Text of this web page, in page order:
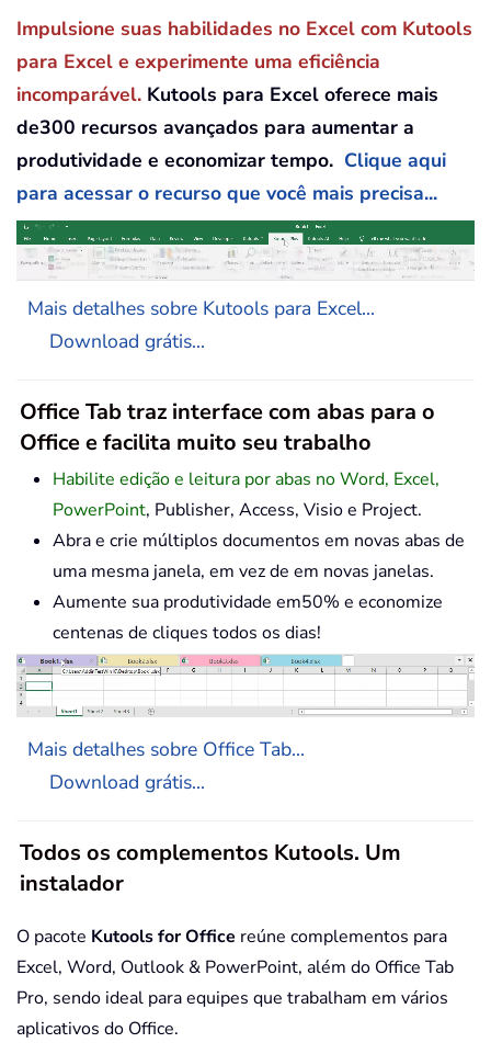
Impulsione suas habilidades no Excel com Kutools
para Excel e experimente uma eficiência
incomparável. Kutools para Excel oferece mais
de300 recursos avançados para aumentar a
produtividade e economizar tempo. Clique aqui
para acessar o recurso que você mais precisa...
Mais detalhes sobre Kutools para Excel...
Download grátis...
Office Tab traz interface com abas para o
Office e facilita muito seu trabalho
Habilite edição e leitura por abas no Word, Excel,
PowerPoint, Publisher, Access, Visio e Project.
Abra e crie múltiplos documentos em novas abas de
uma mesma janela, em vez de em novas janelas.
Aumente sua produtividade em50% e economize
centenas de cliques todos os dias!
Mais detalhes sobre Office Tab...
Download grátis...
Todos os complementos Kutools. Um
instalador
O pacote Kutools for Office reúne complementos para
Excel, Word, Outlook & PowerPoint, além do Office Tab
Pro, sendo ideal para equipes que trabalham em vários
aplicativos do Office.